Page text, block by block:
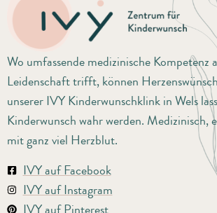
Wo umfassende medizinische Kompetenz
Leidenschaft trifft, können
unserer IVY Kinderwunschklink in Wels
Kinderwunsch wahr werden. Medizinisch,
mit ganz viel Herzblut.
IVY auf Facebook
IVY auf Instagram
IVY auf Pinterest